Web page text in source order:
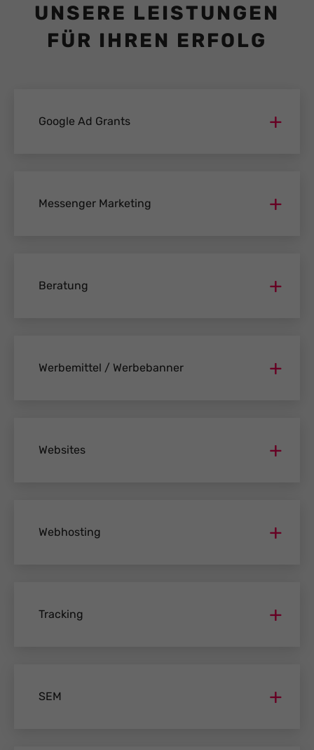
UNSERE LEISTUNGEN
FÜR IHREN ERFOLG
Google Ad Grants
Messenger Marketing
Beratung
Werbemittel / Werbebanner
Websites
Webhosting
Tracking
SEM